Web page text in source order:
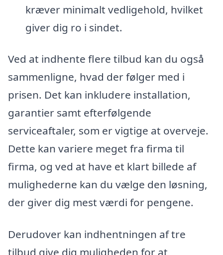
kræver minimalt vedligehold, hvilket
giver dig ro i sindet.
Ved at indhente flere tilbud kan du også
sammenligne, hvad der følger med i
prisen. Det kan inkludere installation,
garantier samt efterfølgende
serviceaftaler, som er vigtige at overveje.
Dette kan variere meget fra firma til
firma, og ved at have et klart billede af
mulighederne kan du vælge den løsning,
der giver dig mest værdi for pengene.
Derudover kan indhentningen af tre
tilbud give dig muligheden for at